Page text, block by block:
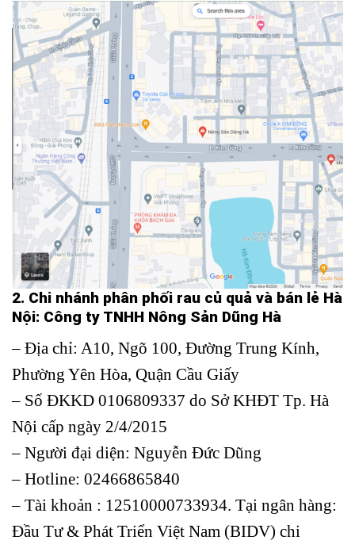
2. Chi nhánh phân phối rau củ quả và bán lẻ Hà
Nội: Công ty TNHH Nông Sản Dũng Hà
– Địa chỉ: A10, Ngõ 100, Đường Trung Kính,
Phường Yên Hòa, Quận Cầu Giấy
– Số ĐKKD 0106809337 do Sở KHĐT Tp. Hà
Nội cấp ngày 2/4/2015
– Người đại diện: Nguyễn Đức Dũng
– Hotline: 02466865840
– Tài khoản : 12510000733934. Tại ngân hàng:
Đầu Tư & Phát Triển Việt Nam (BIDV) chi